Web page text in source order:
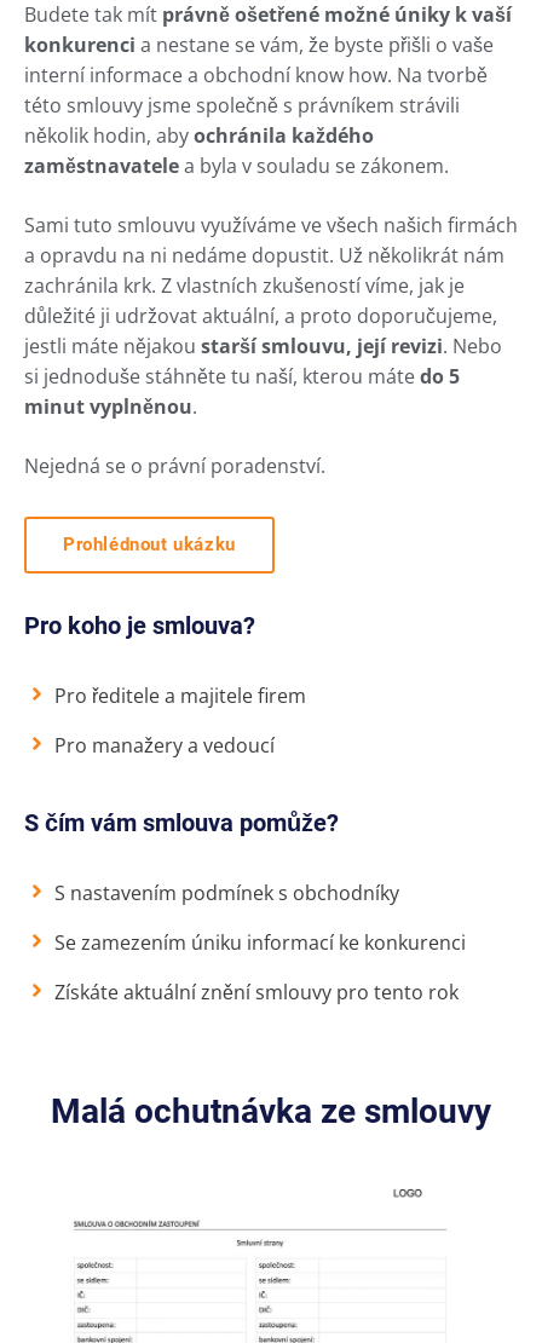
Budete tak mít právně ošetřené možné úniky k vaší
konkurenci a nestane se vám, že byste přišli o vaše
interní informace a obchodní know how. Na tvorbě
této smlouvy jsme společně s právníkem strávili
několik hodin, abyochránila každého
zaměstnavatelea byla v souladu se zákonem.
Sami tuto smlouvu využíváme ve všech našich firmách
a opravdu na ni nedáme dopustit. Už několikrát nám
zachránila krk. Z vlastních zkušeností víme, jak je
důležité ji udržovat aktuální, a proto doporučujeme,
jestli máte nějakou starší smlouvu, její revizi. Nebo
si jednoduše stáhněte tu naší, kterou mátedo 5
minut vyplněnou.
Nejedná se o právní poradenství.
Prohlédnout ukázku
Pro koho je smlouva?
Pro ředitele a majitele firem
Pro manažery a vedoucí
S čím vám smlouva pomůže?
S nastavením podmínek s obchodníky
Se zamezením úniku informací ke konkurenci
Získáte aktuální znění smlouvy pro tento rok
Malá ochutnávka ze smlouvy